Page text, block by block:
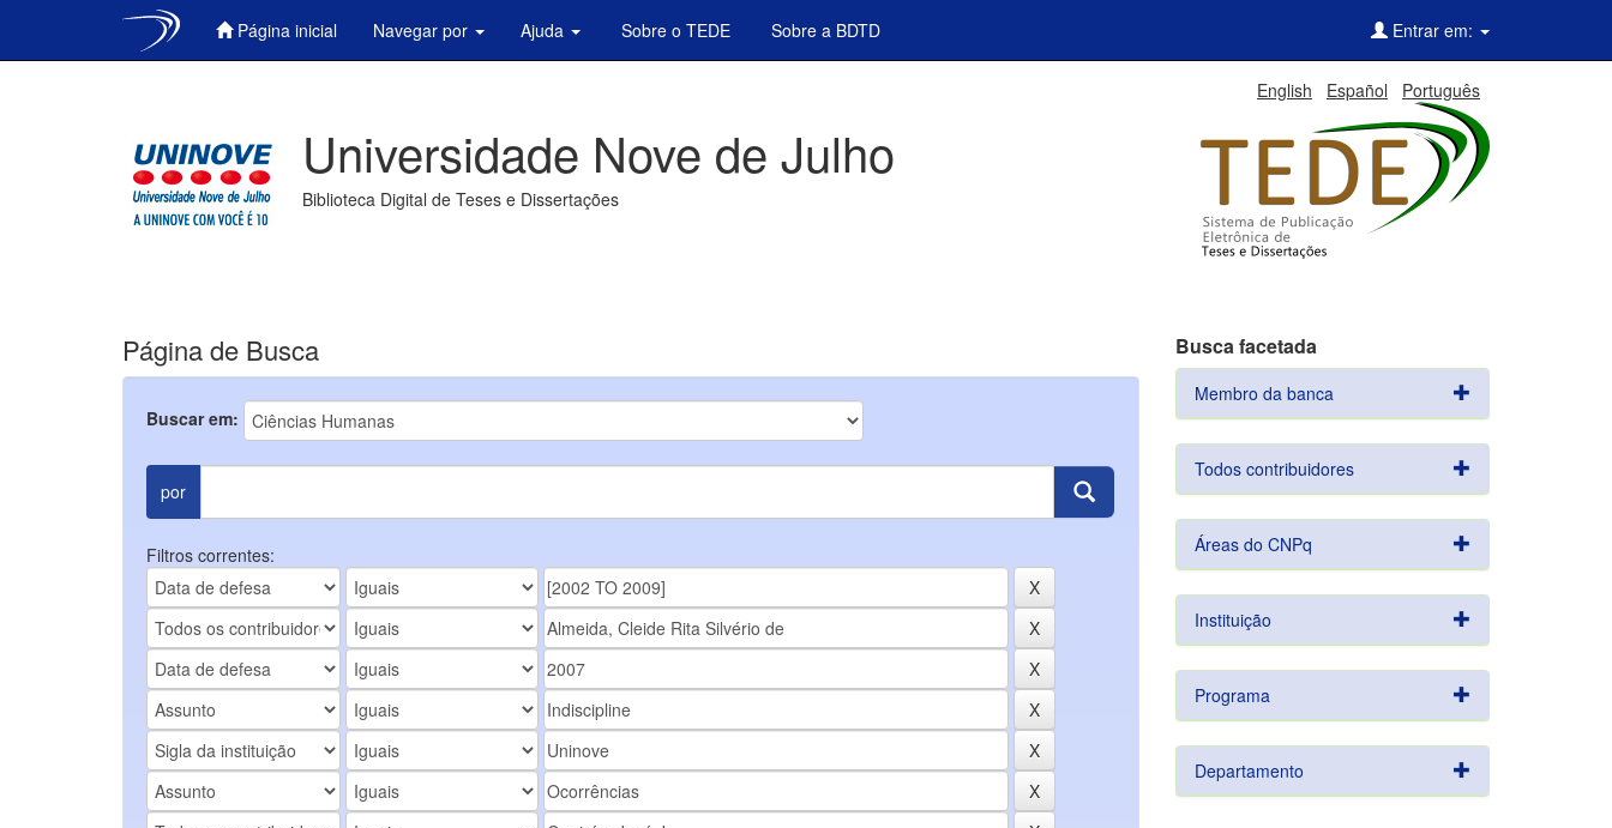
Página inicial Navegar por Ajuda Sobre o TEDE Sobre a BDTD Entrar em:
English Español Português
Universidade Nove de Julho
Biblioteca Digital de Teses e Dissertações
Página de Busca
Buscar em:
por
Filtros correntes:
Busca facetada
Membro da banca
Todos contribuidores
Áreas do CNPq
Instituição
Programa
Departamento